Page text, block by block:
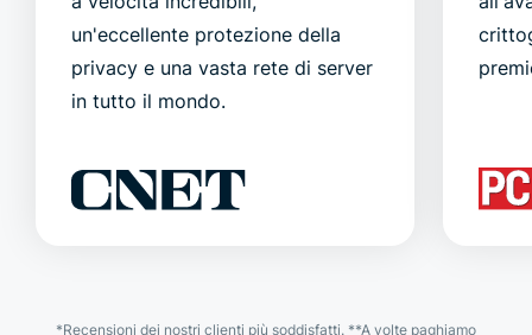
un'eccellente protezione della
privacy e una vasta rete di server
in tutto il mondo.
*Recensioni dei nostri clienti più soddisfatti. **A volte paghiamo